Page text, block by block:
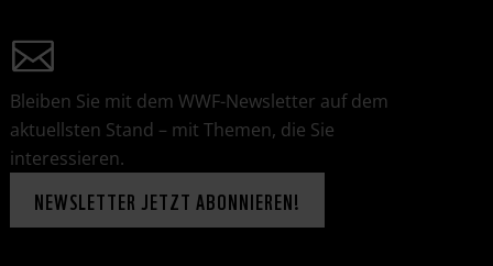
Bleiben Sie mit dem WWF-Newsletter auf dem
aktuellsten Stand – mit Themen, die Sie
interessieren.
NEWSLETTER JETZT ABONNIEREN!